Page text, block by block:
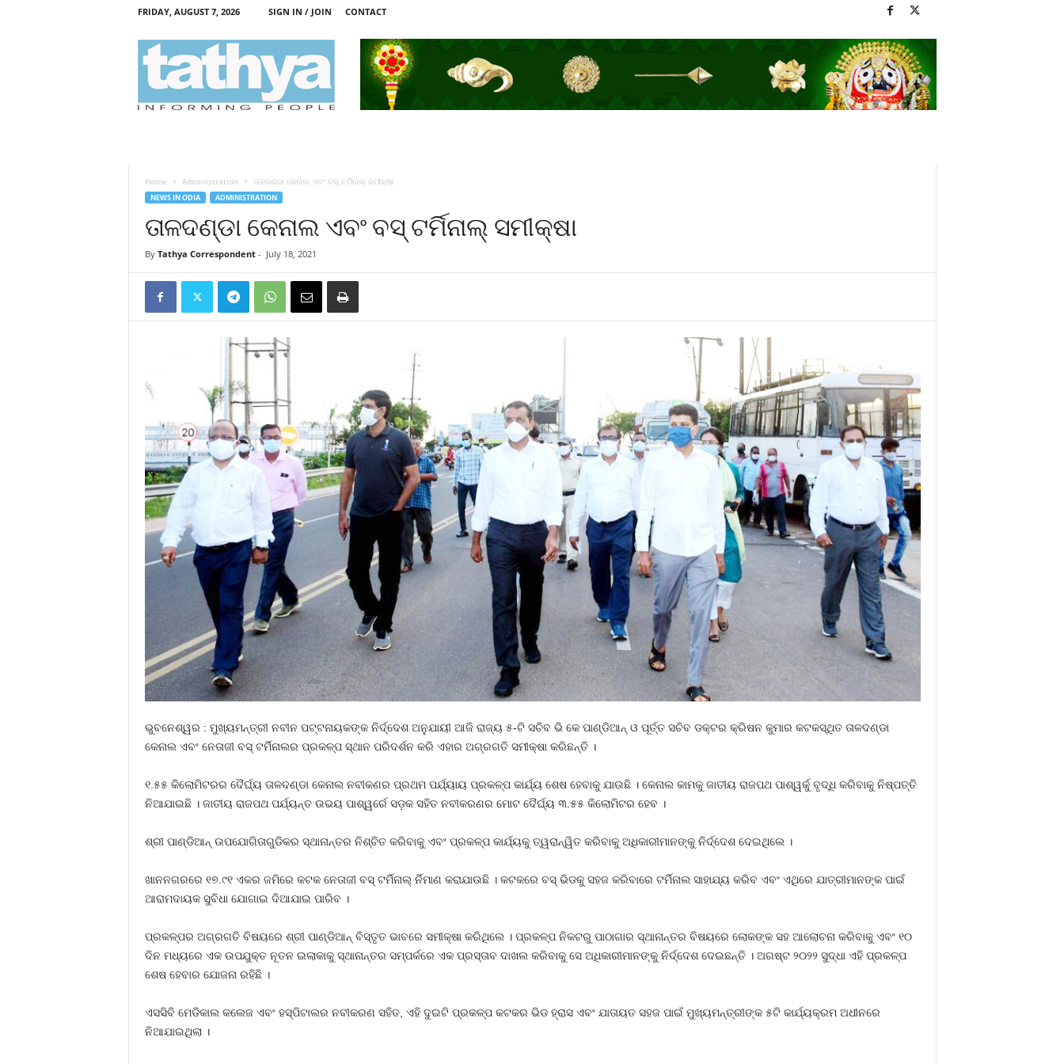
FRIDAY, AUGUST 7, 2026 SIGN IN / JOIN CONTACT
Home Administration ତାଳଦଣ୍ଡା କେନାଲ ଏବଂ ବସ୍ ଟର୍ମିନାଲ୍ ସମୀକ୍ଷା
NEWS IN ODIA ADMINISTRATION
ତାଳଦଣ୍ଡା କେନାଲ ଏବଂ ବସ୍ ଟର୍ମିନାଲ୍ ସମୀକ୍ଷା
By Tathya Correspondent- July 18, 2021
ଭୁବନେଶ୍ୱର : ମୁଖ୍ୟମନ୍ତ୍ରୀ ନବୀନ ପଟ୍ଟନାୟକଙ୍କ ନିର୍ଦ୍ଦେଶ ଅନୁଯାୟୀ ଆଜି ରାଜ୍ୟ ୫-ଟି ସଚିବ ଭି କେ ପାଣ୍ଡିଆନ୍ ଓ ପୂର୍ତ୍ତ ସଚିବ ଡକ୍ଟର କ୍ରିଷନ କୁମାର କଟକସ୍ଥିତ ତାଳଦଣ୍ଡା
କେନାଲ ଏବଂ ନେତାଜୀ ବସ୍ ଟର୍ମିନାଲର ପ୍ରକଳ୍ପ ସ୍ଥାନ ପରିଦର୍ଶନ କରି ଏହାର ଅଗ୍ରଗତି ସମୀକ୍ଷା କରିଛନ୍ତି ।
୧.୫୫ କିଲୋମିଟରର ଦୈର୍ଘ୍ୟ ତାଳଦଣ୍ଡା କେନାଲ ନବୀକଣର ପ୍ରଥମ ପର୍ଯ୍ୟାୟ ପ୍ରକଳ୍ପ କାର୍ଯ୍ୟ ଶେଷ ହେବାକୁ ଯାଉଛି । କେନାଲ କାମକୁ ଜାତୀୟ ରାଜପଥ ପାଶ୍ୱର୍କୁ ବୃଦ୍ଧି କରିବାକୁ ନିଷ୍ପତ୍ତି
ନିଆଯାଇଛି । ଜାତୀୟ ରାଜପଥ ପର୍ଯ୍ୟନ୍ତ ଉଭୟ ପାଶ୍ୱର୍ରେ ସଡ଼କ ସହିତ ନବୀକରଣର ମୋଟ ଦୈର୍ଘ୍ୟ ୩.୫୫ କିଲୋମିଟର ହେବ ।
ଶ୍ରୀ ପାଣ୍ଡିଆନ୍ ଉପଯୋଗିତାଗୁଡିକର ସ୍ଥାନାନ୍ତର ନିଶ୍ଚିତ କରିବାକୁ ଏବଂ ପ୍ରକଳ୍ପ କାର୍ଯ୍ୟକୁ ତ୍ୱରାନ୍ୱିତ କରିବାକୁ ଅଧିକାରୀମାନଙ୍କୁ ନିର୍ଦ୍ଦେଶ ଦେଇଥିଲେ ।
ଖାନନଗରରେ ୧୭.୯୧ ଏକର ଜମିରେ କଟକ ନେତାଜୀ ବସ୍ ଟର୍ମିନାଲ୍ ର୍ନିମାଣ କରାଯାଉଛି । କଟକରେ ବସ୍ ଭିଡକୁ ସହଜ କରିବାରେ ଟର୍ମିନାଲ ସାହାଯ୍ୟ କରିବ ଏବଂ ଏଥିରେ ଯାତ୍ରୀମାନଙ୍କ ପାଇଁ
ଆରାମଦାୟକ ସୁବିଧା ଯୋଗାଇ ଦିଆଯାଇ ପାରିବ ।
ପ୍ରକଳ୍ପର ଅଗ୍ରଗତି ବିଷୟରେ ଶ୍ରୀ ପାଣ୍ଡିଆନ୍ ବିସ୍ତୃତ ଭାବରେ ସମୀକ୍ଷା କରିଥିଲେ । ପ୍ରକଳ୍ପ ନିକଟରୁ ପାଠାଗାର ସ୍ଥାନାନ୍ତର ବିଷୟରେ ଲୋକଙ୍କ ସହ ଆଲୋଚନା କରିବାକୁ ଏବଂ ୧୦
ଦିନ ମଧ୍ୟରେ ଏକ ଉପଯୁକ୍ତ ନୂତନ ଇଲାକାକୁ ସ୍ଥାନାନ୍ତର ସମ୍ପର୍କରେ ଏକ ପ୍ରସ୍ତାବ ଦାଖଲ କରିବାକୁ ସେ ଅଧିକାରୀମାନଙ୍କୁ ନିର୍ଦ୍ଦେଶ ଦେଇଛନ୍ତି । ଅଗଷ୍ଟ ୨୦୨୨ ସୁଦ୍ଧା ଏହି ପ୍ରକଳ୍ପ
ଶେଷ ହେବାର ଯୋଜନା ରହିଛି ।
ଏସସିବି ମେଡିକାଲ କଲେଜ ଏବଂ ହସ୍ପିଟାଲର ନବୀକରଣ ସହିତ, ଏହି ଦୁଇଟି ପ୍ରକଳ୍ପ କଟକର ଭିଡ ହ୍ରାସ ଏବଂ ଯାତାୟତ ସହଜ ପାଇଁ ମୁଖ୍ୟମନ୍ତ୍ରୀଙ୍କ ୫ଟି କାର୍ଯ୍ୟକ୍ରମ ଅଧୀନରେ
ନିଆଯାଇଥିଲା ।